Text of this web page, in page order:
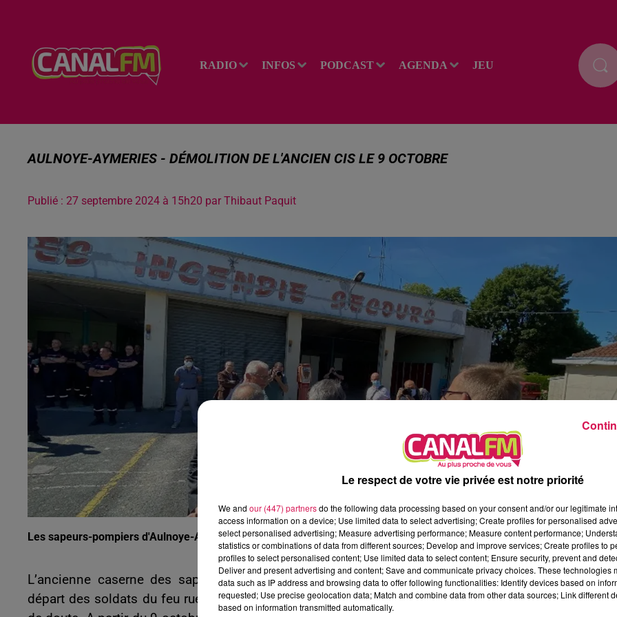
RADIO INFOS PODCAST AGENDA JEU
AULNOYE-AYMERIES - DÉMOLITION DE L'ANCIEN CIS LE 9 OCTOBRE
Publié : 27 septembre 2024 à 15h20 par Thibaut Paquit
Les sapeurs-pompiers d'Aulnoye-Aymeries ont quitté les lieux en 2021.
L’ancienne caserne des sapeurs-pompiers d’Aulnoye-Aymeries bientôt démolie. Deux ans
départ des soldats du feu rue La-Fontaine, le sort de l’ancienne située rue Jules Ferry ne faisait
0h00 - 6h00
Les hits de Canal FM
5h00 - 6h00
Le Before du Réveil de Canal FM !
Le respect de votre vie privée est notre priorité
We and our (447) partnersdo the following data processing based on your consent and/or our legitimate
access information on a device; Use limited data to select advertising; Create profiles for personalised
select personalised advertising; Measure advertising performance; Measure content performance;
statistics or combinations of data from different sources; Develop and improve services; Create profiles to
profiles to select personalised content; Use limited data to select content; Ensure security, prevent and
Deliver and present advertising and content; Save and communicate privacy choices. These technologies
data such as IP address and browsing data to offer following functionalities: Identify devices based on
requested; Use precise geolocation data; Match and combine data from other data sources; Link different
based on information transmitted automatically.